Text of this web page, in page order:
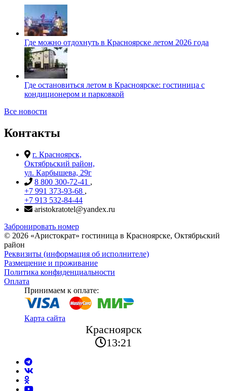
Где можно отдохнуть в Красноярске летом 2026 года
Где остановиться летом в Красноярске: гостиница с
кондиционером и парковкой
Все новости
Контакты
г. Красноярск,
Октябрьский район,
ул. Карбышева, 29г
8 800 300-72-41 ,
+7 991 373-93-68 ,
+7 913 532-84-44
aristokratotel@yandex.ru
Забронировать номер
© 2026 «Аристократ» гостиница в Красноярске, Октябрьский
район
Реквизиты (информация об исполнителе)
Размещение и проживание
Политика конфиденциальности
Оплата
Принимаем к оплате:
Карта сайта
Красноярск
13:21